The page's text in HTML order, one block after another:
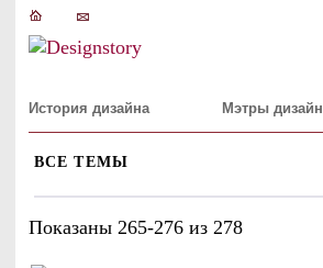
История дизайна Мэтры
ВСЕ ТЕМЫ
Показаны 265-276 из 278